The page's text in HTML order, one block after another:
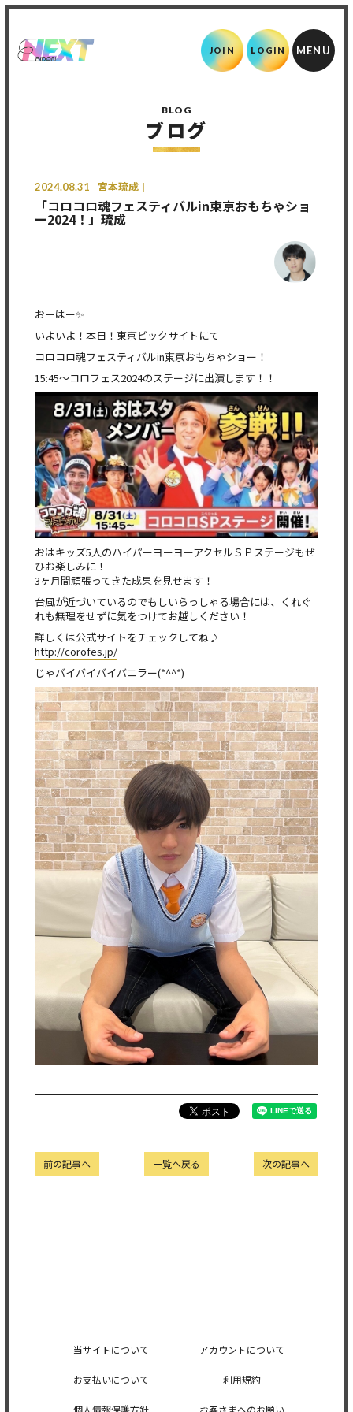
JOIN LOGIN
BLOG
ブログ
2024.08.31 宮本琉成
「コロコロ魂フェスティバルin東京おもちゃショ
ー2024！」琉成
おーはー✨
いよいよ！本日！東京ビックサイトにて
コロコロ魂フェスティバルin東京おもちゃショー！
15:45〜コロフェス2024のステージに出演します！！
おはキッズ5人のハイパーヨーヨーアクセルＳＰステージもぜ
ひお楽しみに！
3ヶ月間頑張ってきた成果を見せます！
台風が近づいているのでもしいらっしゃる場合には、くれぐ
れも無理をせずに気をつけてお越しください！
詳しくは公式サイトをチェックしてね♪
http://corofes.jp/
じゃバイバイバイバニラー(*^^*)
次の記事へ
一覧へ戻る
前の記事へ
当サイトについて アカウントについて
お支払いについて 利用規約